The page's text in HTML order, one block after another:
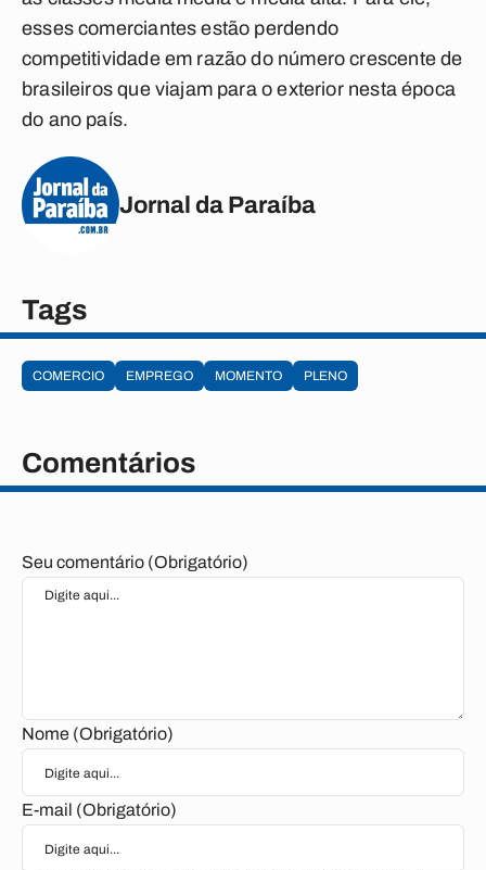
esses comerciantes estão perdendo
competitividade em razão do número crescente de
brasileiros que viajam para o exterior nesta época
do ano país.
Jornal da Paraíba
Tags
COMERCIO EMPREGO MOMENTO PLENO
Comentários
Seu comentário (Obrigatório)
Nome (Obrigatório)
E-mail (Obrigatório)